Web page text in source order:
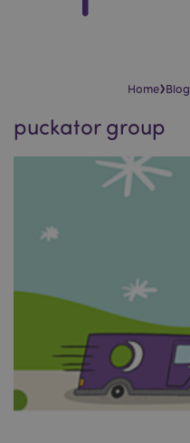
Home›Blog
puckator group